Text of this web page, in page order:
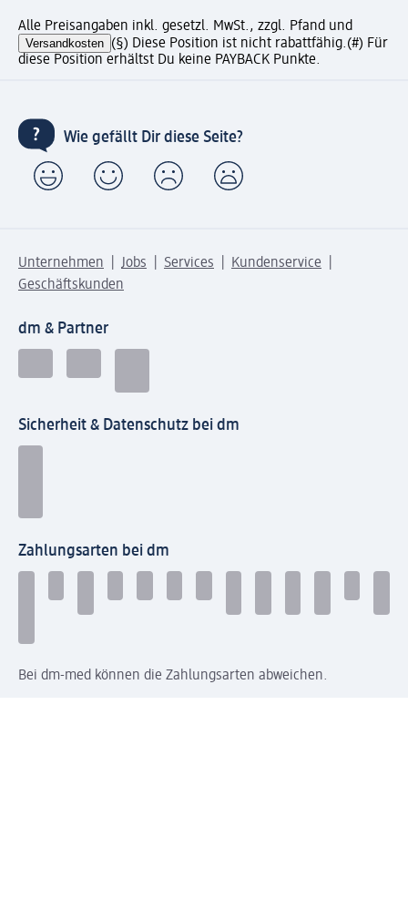
Alle Preisangaben inkl. gesetzl. MwSt., zzgl. Pfand und
Versandkosten (§) Diese Position ist nicht rabattfähig.(#) Für
diese Position erhältst Du keine PAYBACK Punkte.
Wie gefällt Dir diese Seite?
Unternehmen Jobs Services
Kundenservice
Geschäftskunden
dm & Partner
Sicherheit & Datenschutz bei dm
Zahlungsarten bei dm
Bei dm-med können die Zahlungsarten abweichen.